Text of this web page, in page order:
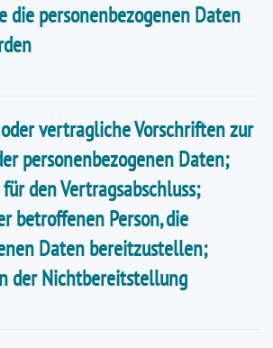
die personenbezogenen Daten
vertragliche Vorschriften zur
personenbezogenen Daten;
den Vertragsabschluss;
betroffenen Person, die
Daten bereitzustellen;
der Nichtbereitstellung